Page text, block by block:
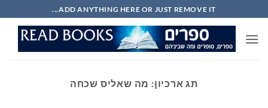
to
content
ADD ANYTHING HERE OR JUST REMOVE IT...
תג ארכיון: מה שאליס שכחה